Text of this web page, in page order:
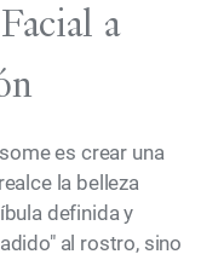
a
es crear una
la belleza
definida y
al rostro, sino